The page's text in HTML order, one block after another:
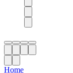
Home